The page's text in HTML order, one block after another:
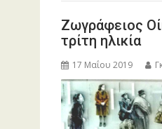
Ζωγράφειος
τρίτη ηλικία
17 Μαΐου 2019